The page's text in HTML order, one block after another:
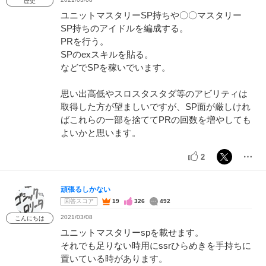
ユニットマスタリーSP持ちや〇〇マスタリー
SP持ちのアイドルを編成する。
PRを行う。
SPのexスキルを貼る。
などでSPを稼いでいます。
思い出高低やスロスタスタダ等のアビリティは
取得した方が望ましいですが、SP面が厳しけれ
ばこれらの一部を捨ててPRの回数を増やしても
よいかと思います。
2
こんにちは
頑張るしかない
回答スコア 19 326 492
2021/03/08
ユニットマスタリーspを載せます。
それでも足りない時用にssrひらめきを手持ちに
置いている時があります。